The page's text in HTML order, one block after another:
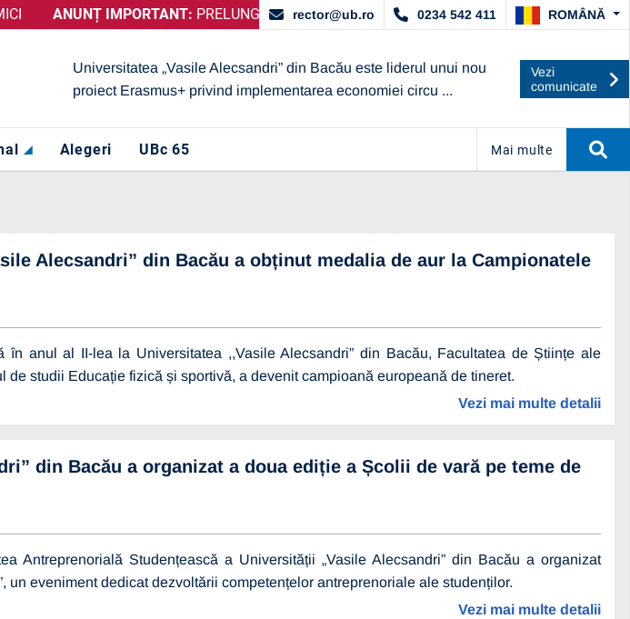
ANUNȚ IMPORTANT:UBc A OBȚINUT
ÎNCREDERE RIDICAT”, ACORDAT DE ARACIS ANUNȚ
ANUNȚ IMPORTANT:PRELUNGIRE SELECȚIE PARTENERI – OPERATORI ECONOMICI
rector@ub.ro 0234 542 411 ROMÂNĂ
Universitatea „Vasile Alecsandri” din Bacău este liderul unui nou
proiect Erasmus+ privind implementarea economiei circu ...
Vezi
comunicate
Alegeri UBc 65 Mai multe
Alecsandri” din Bacău a obținut medalia de aur la Campionatele
în anul al II-lea la Universitatea ,,Vasile Alecsandri” din Bacău, Facultatea de Științe ale
de studii Educație fizică și sportivă, a devenit campioană europeană de tineret.
Vezi mai multe detalii
din Bacău a organizat a doua ediție a Școlii de vară pe teme de
Antreprenorială Studențească a Universității „Vasile Alecsandri” din Bacău a organizat
un eveniment dedicat dezvoltării competențelor antreprenoriale ale studenților.
Vezi mai multe detalii